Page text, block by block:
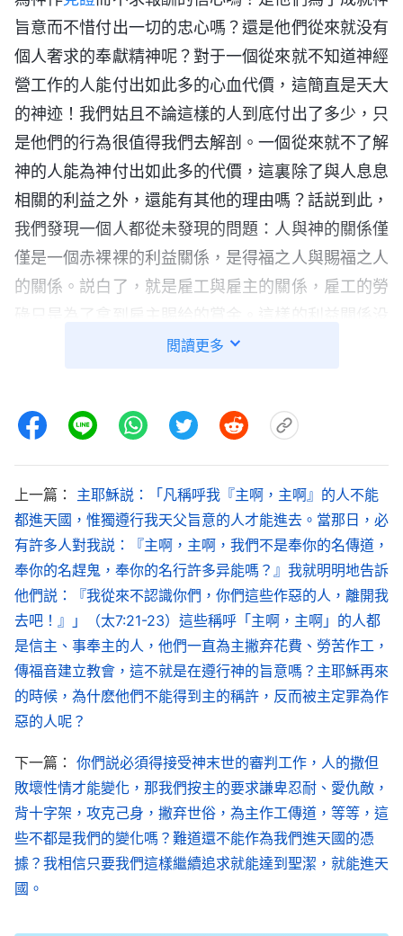
旨意而不惜付出一切的忠心嗎？還是他們從來就没有
個人奢求的奉獻精神呢？對于一個從來就不知道神經
營工作的人能付出如此多的心血代價，這簡直是天大
的神迹！我們姑且不論這樣的人到底付出了多少，只
是他們的行為很值得我們去解剖。一個從來就不了解
神的人能為神付出如此多的代價，這裏除了與人息息
相關的利益之外，還能有其他的理由嗎？話説到此，
我們發現一個人都從未發現的問題：人與神的關係僅
僅是一個赤裸裸的利益關係，是得福之人與賜福之人
的關係。説白了，就是雇工與雇主的關係，雇工的勞
有親情，只有交易；没有愛與被愛，只有施捨與憐
——《話・卷一 神的顯現與作工・附篇三 人在神的經營
人衡量人的標準是根據其行為，行為善的則是義
人，行為惡劣的便是惡人；神衡量人的標準則是根據
人的實質是否順服神，順服神的是義人，不順服神的
是仇敵、是惡者，不管其行為好壞，也不論其言語對
錯。有的人想用善行來獲得以後美好的歸宿，有的人
想用好的言語來收買以後美好的歸宿，人都錯認為神
是看人的行為或聽人的言語來定人的結局，所以，有
許多人就想藉此來騙得一時的恩典。在以後的安息中
人，都是盡到了人的本分的人，都是存心順服神的
人，那些只想借用效力的機會來免去真理的實行的
人，都是不能存留下來的人。對所有人的結局的安排
都有合適的標準，并不只按其言行來决定，也不按其
一個時期的行為來决定，决不會因為一個人曾為神效
閲讀更多
上一篇： 主耶穌説：「凡稱呼我『主啊，主啊』的人不能
都進天國，惟獨遵行我天父旨意的人才能進去。當那日，必
有許多人對我説：『主啊，主啊，我們不是奉你的名傳道，
奉你的名趕鬼，奉你的名行許多异能嗎？』我就明明地告訴
他們説：『我從來不認識你們，你們這些作惡的人，離開我
去吧！』」（太7:21-23）這些稱呼「主啊，主啊」的人都
是信主、事奉主的人，他們一直為主撇弃花費、勞苦作工，
傳福音建立教會，這不就是在遵行神的旨意嗎？主耶穌再來
的時候，為什麽他們不能得到主的稱許，反而被主定罪為作
惡的人呢？
下一篇： 你們説必須得接受神末世的審判工作，人的撒但
敗壞性情才能變化，那我們按主的要求謙卑忍耐、愛仇敵，
背十字架，攻克己身，撇弃世俗，為主作工傳道，等等，這
些不都是我們的變化嗎？難道還不能作為我們進天國的憑
據？我相信只要我們這樣繼續追求就能達到聖潔，就能進天
國。